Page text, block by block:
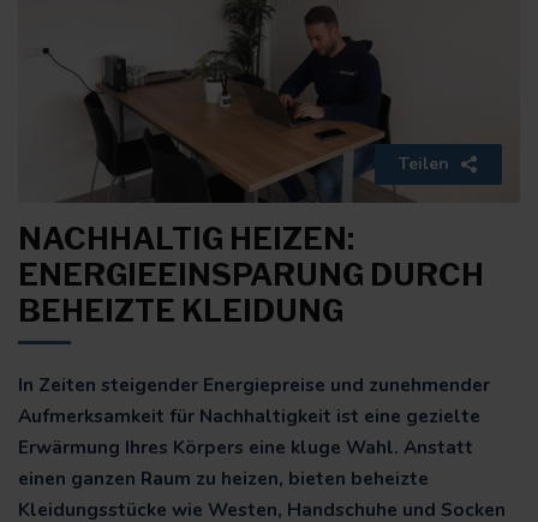
Teilen
NACHHALTIG HEIZEN:
ENERGIEEINSPARUNG DURCH
BEHEIZTE KLEIDUNG
In Zeiten steigender Energiepreise und zunehmender
Aufmerksamkeit für Nachhaltigkeit ist eine gezielte
Erwärmung Ihres Körpers eine kluge Wahl. Anstatt
einen ganzen Raum zu heizen, bieten beheizte
Kleidungsstücke wie Westen, Handschuhe und Socken